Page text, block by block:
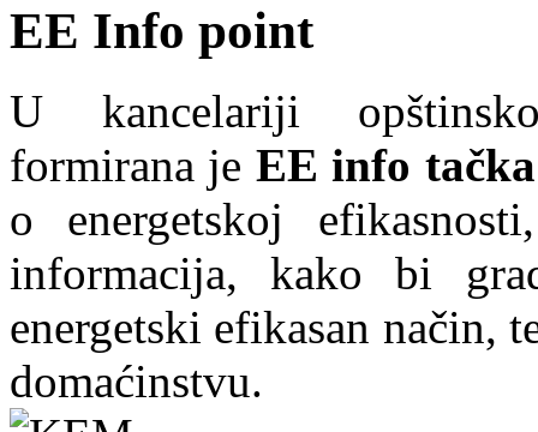
EE Info point
U kancelariji
formirana je EE info tačka
o energetskoj
informacija, kako bi
energetski efikasan način,
domaćinstvu.